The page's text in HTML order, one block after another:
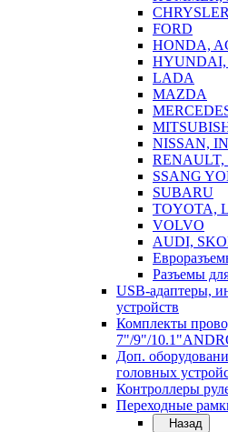
FORD
HONDA,
LADA
MAZDA
NISSAN,
RENAULT,
SSANG
SUBARU
TOYOTA,
VOLVO
AUDI,
Разъемы
USB-адаптеры,
устройств
Комплекты
7"/9"/
Доп.
головных
Контроллеры
Переходные
Назад